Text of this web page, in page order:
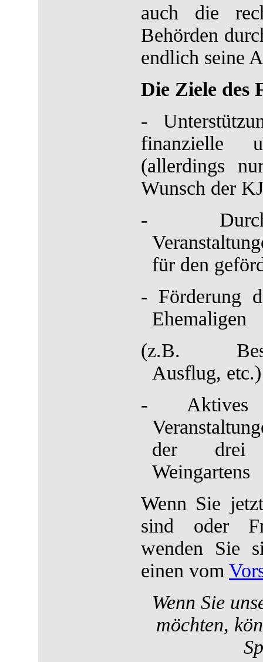
auch die
Behörden
endlich seine
Die Ziele des
-
finanzielle
(allerdings
Wunsch der
-
für den
- Förderung
Ehemaligen
(z.B.
Ausflug, etc.)
-
der drei
Weingartens
Wenn Sie
sind oder
wenden Sie
einen vom
Wenn Sie
möchten,